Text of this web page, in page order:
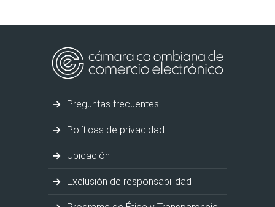
Preguntas frecuentes
Políticas de privacidad
Ubicación
Exclusión de responsabilidad